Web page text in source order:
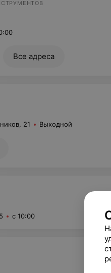
Все адреса
21 Выходной
с 10:00